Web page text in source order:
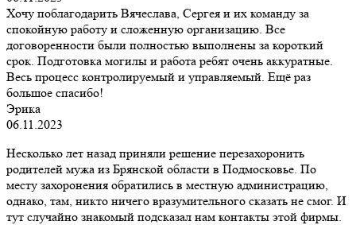
Хочу поблагодарить Вячеслава, Сергея и их команду за
спокойную работу и сложенную организацию. Все
договоренности были полностью выполнены за короткий
срок. Подготовка могилы и работа ребят очень аккуратные.
Весь процесс контролируемый и управляемый. Ещё раз
большое спасибо!
Эрика
06.11.2023
Несколько лет назад приняли решение перезахоронить
родителей мужа из Брянской области в Подмосковье. По
месту захоронения обратились в местную администрацию,
однако, там, никто ничего вразумительного сказать не смог. И
тут случайно знакомый подсказал нам контакты этой фирмы.